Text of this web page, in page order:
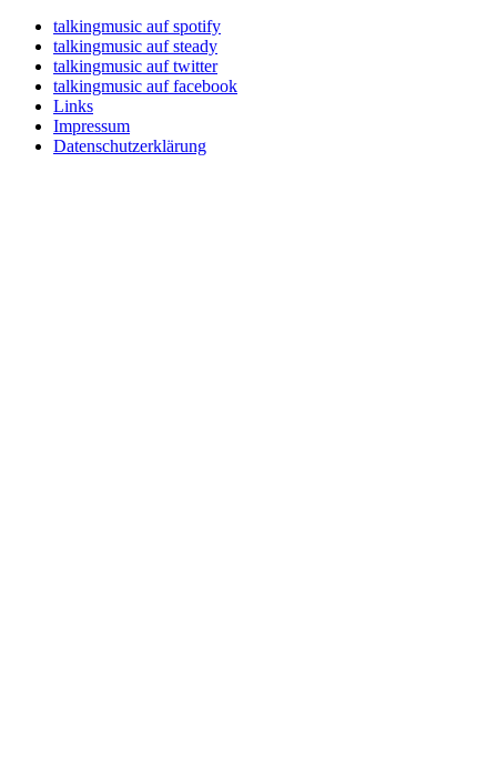
talkingmusic auf spotify
talkingmusic auf steady
talkingmusic auf twitter
talkingmusic auf facebook
Links
Impressum
Datenschutzerklärung